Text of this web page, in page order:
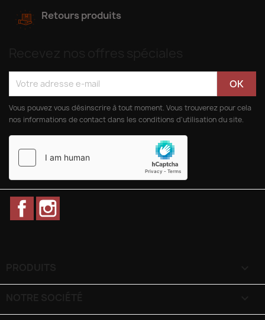
Retours produits
Vous pouvez vous désinscrire à tout moment. Vous trouverez pour cela
nos informations de contact dans les conditions d'utilisation du site.
Facebook